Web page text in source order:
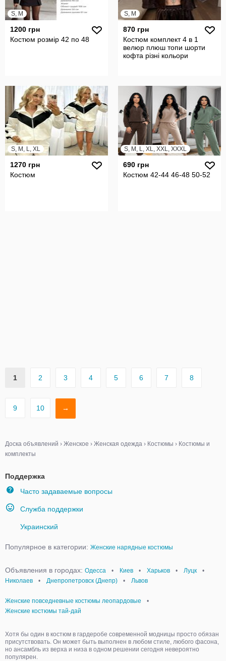
S, M
1200 грн
Костюм розмір 42 по 48
S, M
870 грн
Костюм комплект 4 в 1
велюр плюш топи шорти
кофта різні кольори
S, M, L, XL
1270 грн
Костюм
S, M, L, XL, XXL, XXXL
690 грн
Костюм 42-44 46-48 50-52
1 2 3 4 5 6 7 8
9 10 →
Доска объявлений › Женское › Женская одежда › Костюмы › Костюмы и
комплекты
Поддержка
Часто задаваемые вопросы
Служба поддержки
Украинский
Популярное в категории: Женские нарядные костюмы
Объявления в городах: Одесса • Киев • Харьков • Луцк
•
Николаев
• Днепропетровск (Днепр) • Львов
Женские повседневные костюмы леопардовые
•
Женские костюмы тай-дай
Хотя бы один в костюм в гардеробе современной модницы просто обязан
присутствовать. Он может быть выполнен в любом стиле, любого фасона,
но ансамбль из верха и низа в одном решении сегодня невероятно
популярен.